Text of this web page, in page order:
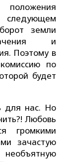
следующем
земли
и
Поэтому в
по
будет
для нас. Но
Любовь
громкими
зачастую